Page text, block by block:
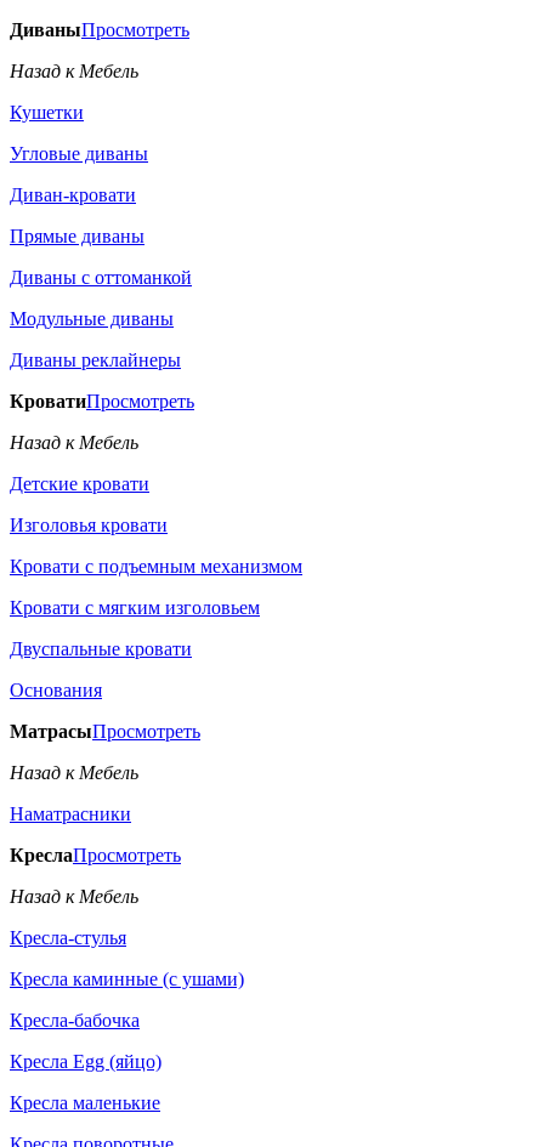
ДиваныПросмотреть
Назад к Мебель
Кушетки
Угловые диваны
Диван-кровати
Прямые диваны
Диваны с оттоманкой
Модульные диваны
Диваны реклайнеры
КроватиПросмотреть
Назад к Мебель
Детские кровати
Изголовья кровати
Кровати с подъемным механизмом
Кровати с мягким изголовьем
Двуспальные кровати
Основания
МатрасыПросмотреть
Назад к Мебель
Наматрасники
КреслаПросмотреть
Назад к Мебель
Кресла-стулья
Кресла каминные (с ушами)
Кресла-бабочка
Кресла Egg (яйцо)
Кресла маленькие